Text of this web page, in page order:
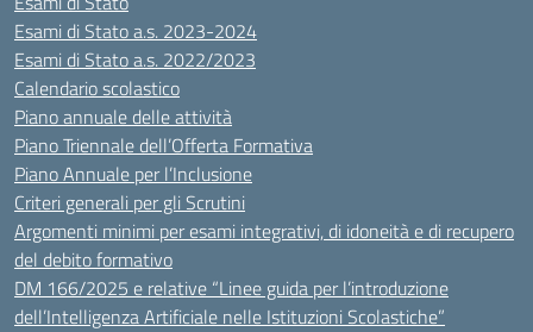
Esami di Stato a.s. 2023-2024
Esami di Stato a.s. 2022/2023
Calendario scolastico
Piano annuale delle attività
Piano Triennale dell’Offerta Formativa
Piano Annuale per l’Inclusione
Criteri generali per gli Scrutini
Argomenti minimi per esami integrativi, di idoneità e di recupero
del debito formativo
DM 166/2025 e relative “Linee guida per l’introduzione
dell’Intelligenza Artificiale nelle Istituzioni Scolastiche”